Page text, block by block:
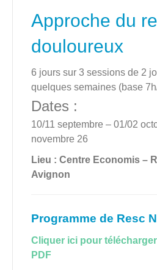
Approche du
douloureux
6 jours sur 3 sessions de 2
quelques semaines (base
Dates :
10/11 septembre – 01/02
novembre 26
Lieu : Centre Economis –
Avignon
Programme de Resc
Cliquer ici pour
PDF